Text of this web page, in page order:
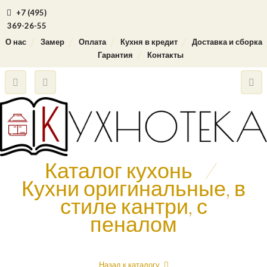
+7 (495)
369-26-55
О нас
Замер Оплата Кухня в кредит
Доставка и сборка
Гарантия
Контакты
Каталог кухонь /
Кухни оригинальные, в
стиле кантри, с
пеналом
Назад к каталогу